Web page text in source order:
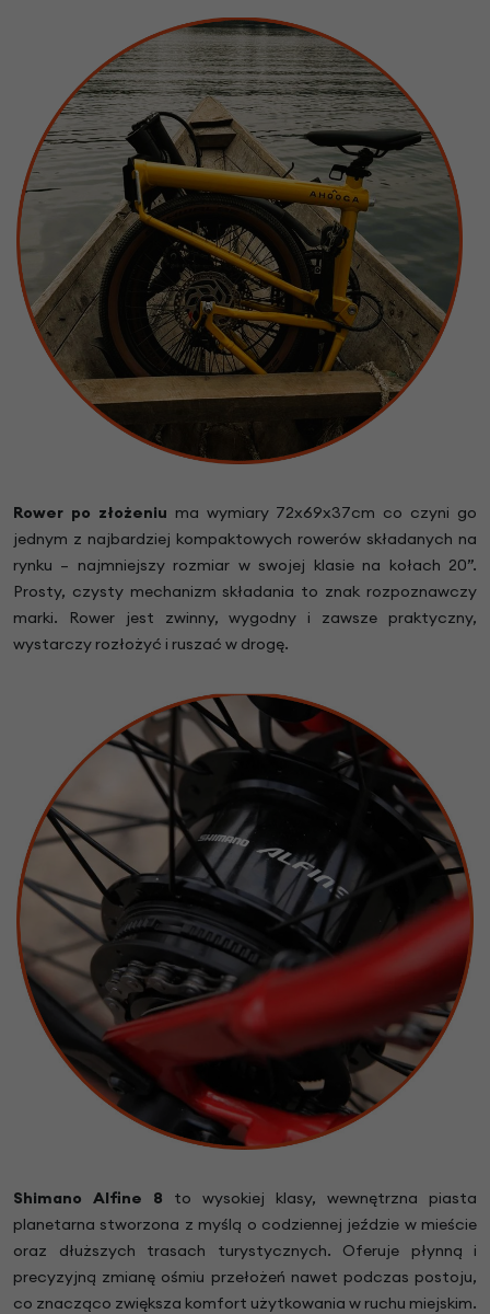
Rower po złożeniu ma wymiary 72x69x37cm co czyni go
jednym z najbardziej kompaktowych rowerów składanych na
rynku – najmniejszy rozmiar w swojej klasie na kołach 20”.
Prosty, czysty mechanizm składania to znak rozpoznawczy
marki. Rower jest zwinny, wygodny i zawsze praktyczny,
wystarczy rozłożyć i ruszać w drogę.
Shimano Alfine 8 to wysokiej klasy, wewnętrzna piasta
planetarna stworzona z myślą o codziennej jeździe w mieście
oraz dłuższych trasach turystycznych. Oferuje płynną i
precyzyjną zmianę ośmiu przełożeń nawet podczas postoju,
co znacząco zwiększa komfort użytkowania w ruchu miejskim.